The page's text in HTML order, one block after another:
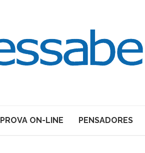
PROVA ON-LINE PENSADORES